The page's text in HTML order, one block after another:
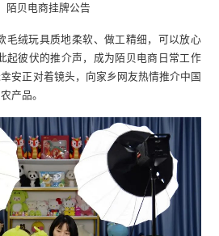
陌贝电商挂牌公告
毛绒玩具质地柔软、做工精细，可以放心
彼伏的推介声，成为陌贝电商日常工作
安正对着镜头，向家乡网友热情推介中国
产品。